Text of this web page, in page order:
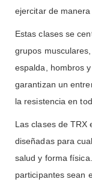
ejercitar de
Estas clases se
grupos
espalda, hombros
garantizan un
la resistencia en
Las clases de TRX
diseñadas para
salud y forma
participantes sean